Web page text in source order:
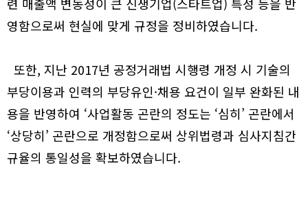
영함으로써 현실에 맞게 규정을 정비하였습니다.
또한, 지난 2017년 공정거래법 시행령 개정 시 기술의
부당이용과 인력의 부당유인·채용 요건이 일부 완화된 내
용을 반영하여 ‘사업활동 곤란의 정도는 ‘심히’ 곤란에서
‘상당히’ 곤란으로 개정함으로써 상위법령과 심사지침간
규율의 통일성을 확보하였습니다.